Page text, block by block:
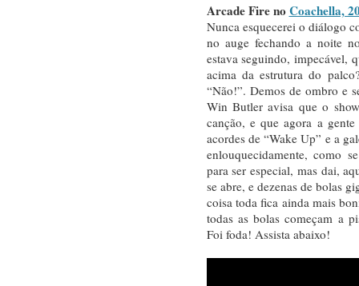
Arcade Fire noCoachella,
Nunca esquecerei o diálogo
no auge fechando a noite
estava seguindo, impecável,
acima da estrutura do
“Não!”. Demos de ombro e
Win Butler avisa que o
canção, e que agora a
acordes de “Wake Up” e a
enlouquecidamente, como
para ser especial, mas dai,
se abre, e dezenas de bolas
coisa toda fica ainda mais
todas as bolas começam a
Foi foda! Assista abaixo!